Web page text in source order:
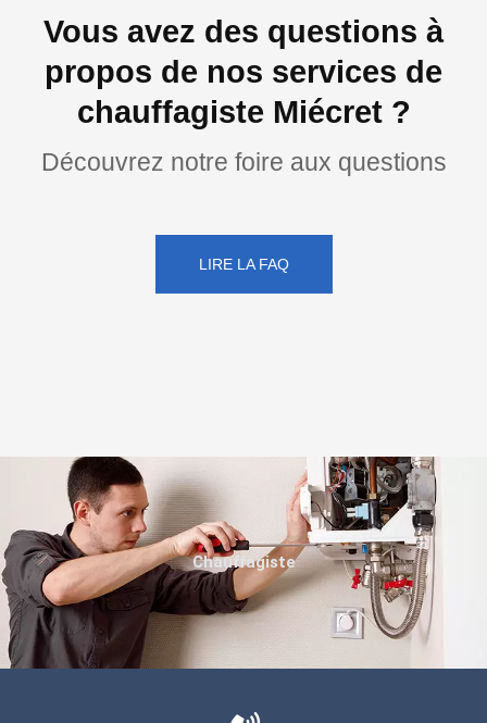
Vous avez des questions à
propos de nos services de
chauffagiste Miécret ?
Découvrez notre foire aux questions
LIRE LA FAQ
Chauffagiste